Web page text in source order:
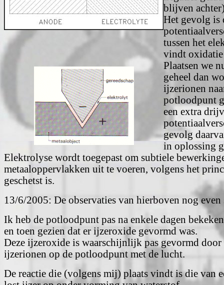
blijven
Het gevolg is
tussen het
vindt oxidatie
Plaatsen we
geheel dan
ijzerionen
potloodpunt
een extra
gevolg
in oplossing
Elektrolyse wordt toegepast om subtiele
metaaloppervlakken uit te voeren, volgens het
geschetst is.
13/6/2005: De observaties van hierboven nog even
Ik heb de potloodpunt pas na enkele dagen
en toen gezien dat er ijzeroxide gevormd was.
Deze ijzeroxide is waarschijnlijk pas gevormd door
ijzerionen op de potloodpunt met de lucht.
De reactie die (volgens mij) plaats vindt is die van